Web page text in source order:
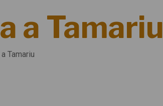
a Tamariu
Tamariu